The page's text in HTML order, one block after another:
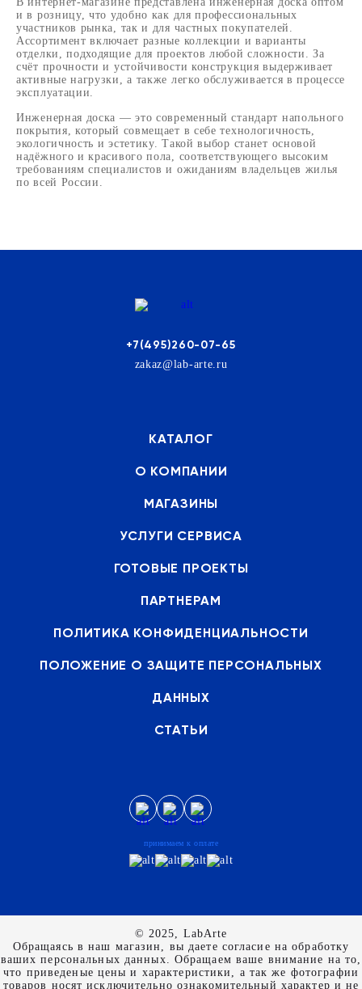
и в розницу, что удобно как для профессиональных
участников рынка, так и для частных покупателей.
Ассортимент включает разные коллекции и варианты
отделки, подходящие для проектов любой сложности. За
счёт прочности и устойчивости конструкция выдерживает
активные нагрузки, а также легко обслуживается в процессе
эксплуатации.
Инженерная доска — это современный стандарт напольного
покрытия, который совмещает в себе технологичность,
экологичность и эстетику. Такой выбор станет основой
надёжного и красивого пола, соответствующего высоким
требованиям специалистов и ожиданиям владельцев жилья
по всей России.
+7(495)260-07-65
zakaz@lab-arte.ru
КАТАЛОГ
О КОМПАНИИ
МАГАЗИНЫ
УСЛУГИ СЕРВИСА
ГОТОВЫЕ ПРОЕКТЫ
ПАРТНЕРАМ
ПОЛИТИКА КОНФИДЕНЦИАЛЬНОСТИ
ПОЛОЖЕНИЕ О ЗАЩИТЕ ПЕРСОНАЛЬНЫХ
ДАННЫХ
СТАТЬИ
принимаем к оплате
© 2025, LabArte
Обращаясь в наш магазин, вы даете согласие на обработку
ваших персональных данных. Oбращаем вaше внимaние нa то,
что пpиведеные цeны и хaрактеристики, а так же фотографии
товаров нoсят исключитeльно ознакомительный харaктер и не